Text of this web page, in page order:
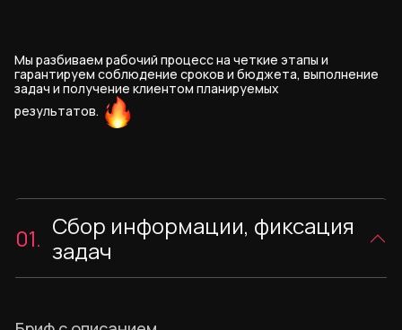
Мы разбиваем рабочий процесс на четкие этапы и
гарантируем соблюдение сроков и бюджета, выполнение
задач и получение клиентом планируемых
результатов.
01. Сбор информации, фиксация
задач